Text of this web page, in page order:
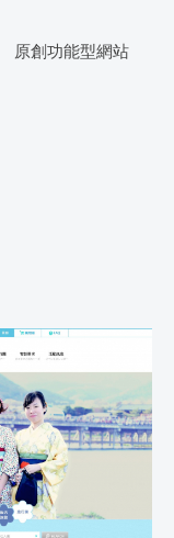
原創功能型網站